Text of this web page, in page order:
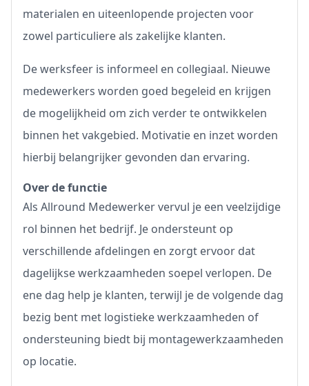
materialen en uiteenlopende projecten voor
zowel particuliere als zakelijke klanten.
De werksfeer is informeel en collegiaal. Nieuwe
medewerkers worden goed begeleid en krijgen
de mogelijkheid om zich verder te ontwikkelen
binnen het vakgebied. Motivatie en inzet worden
hierbij belangrijker gevonden dan ervaring.
Over de functie
Als Allround Medewerker vervul je een veelzijdige
rol binnen het bedrijf. Je ondersteunt op
verschillende afdelingen en zorgt ervoor dat
dagelijkse werkzaamheden soepel verlopen. De
ene dag help je klanten, terwijl je de volgende dag
bezig bent met logistieke werkzaamheden of
ondersteuning biedt bij montagewerkzaamheden
op locatie.